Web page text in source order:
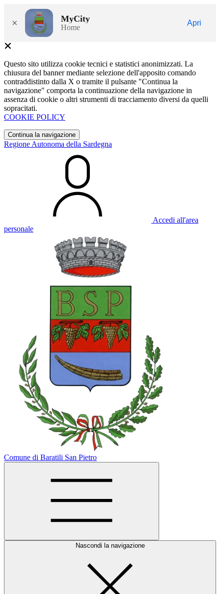
× MyCity
Home
Apri
Questo sito utilizza cookie tecnici e statistici anonimizzati. La
chiusura del banner mediante selezione dell'apposito comando
contraddistinto dalla X o tramite il pulsante "Continua la
navigazione" comporta la continuazione della navigazione in
assenza di cookie o altri strumenti di tracciamento diversi da quelli
sopracitati.
COOKIE POLICY
Continua la navigazione
Regione Autonoma della Sardegna
Accedi all'area
personale
Comune di Baratili San Pietro
Nascondi la navigazione